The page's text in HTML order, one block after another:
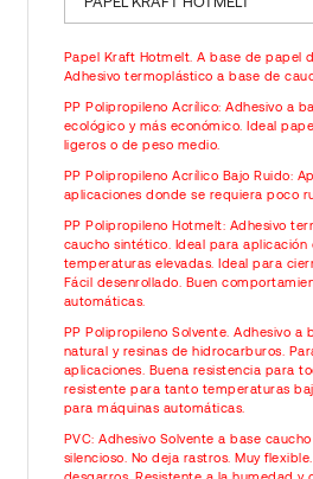
Papel Kraft Hotmelt. A base de papel
Adhesivo termoplástico a base de
PP Polipropileno Acrílico: Adhesivo a
ecológico y más económico. Ideal
ligeros o de peso medio.
PP Polipropileno Acrílico Bajo Ruido:
aplicaciones donde se requiera poco
PP Polipropileno Hotmelt: Adhesivo
caucho sintético. Ideal para aplicación
temperaturas elevadas. Ideal para
Fácil desenrollado. Buen
automáticas.
PP Polipropileno Solvente. Adhesivo a
natural y resinas de hidrocarburos.
aplicaciones. Buena resistencia para
resistente para tanto temperaturas
para máquinas automáticas.
PVC: Adhesivo Solvente a base
silencioso. No deja rastros. Muy